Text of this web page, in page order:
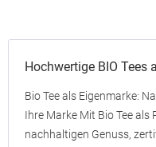
Hochwertige BIO Tees
Bio Tee als Eigenmarke:
Ihre Marke Mit Bio Tee als
nachhaltigen Genuss,